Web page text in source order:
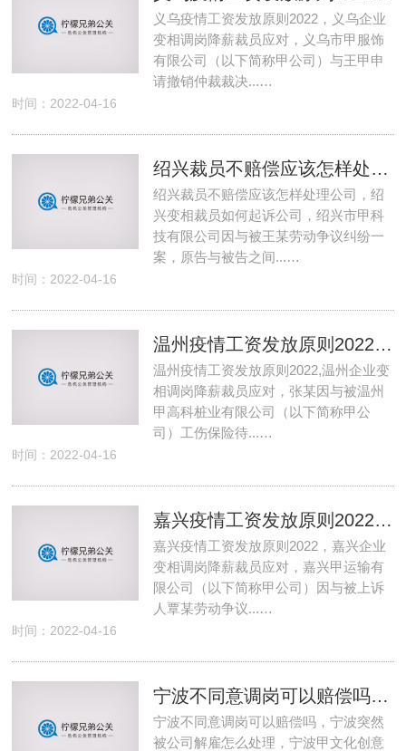
义乌疫情工资发放原则2022，义乌企业
变相调岗降薪裁员应对，义乌市甲服饰
有限公司（以下简称甲公司）与王甲申
请撤销仲裁裁决...…
时间：2022-04-16
绍兴裁员不赔偿应该怎样处理公司 绍兴变相裁员如何起诉公司
绍兴裁员不赔偿应该怎样处理公司，绍
兴变相裁员如何起诉公司，绍兴市甲科
技有限公司因与被王某劳动争议纠纷一
案，原告与被告之间...…
时间：2022-04-16
温州疫情工资发放原则2022 温州企业变相调岗降薪裁员应对
温州疫情工资发放原则2022,温州企业变
相调岗降薪裁员应对，张某因与被温州
甲高科桩业有限公司（以下简称甲公
司）工伤保险待...…
时间：2022-04-16
嘉兴疫情工资发放原则2022 嘉兴企业变相调岗降薪裁员应对
嘉兴疫情工资发放原则2022，嘉兴企业
变相调岗降薪裁员应对，嘉兴甲运输有
限公司（以下简称甲公司）因与被上诉
人覃某劳动争议...…
时间：2022-04-16
宁波不同意调岗可以赔偿吗 宁波突然被公司解雇怎么处理
宁波不同意调岗可以赔偿吗，宁波突然
被公司解雇怎么处理，宁波甲文化创意